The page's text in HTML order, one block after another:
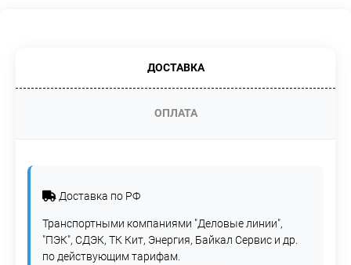
ДОСТАВКА
ОПЛАТА
Доставка по РФ
Транспортными компаниями "Деловые линии",
"ПЭК", СДЭК, ТК Кит, Энергия, Байкал Сервис и др.
по действующим тарифам.